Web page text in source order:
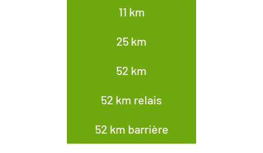
11 km
25 km
52 km
52 km relais
52 km barrière